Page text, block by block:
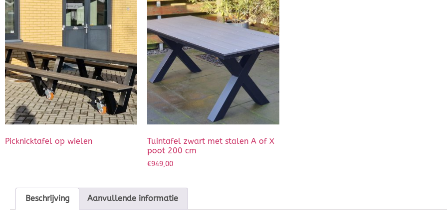
Picknicktafel op wielen
Tuintafel zwart met stalen A of X
poot 200 cm
€949,00
Beschrijving Aanvullende informatie